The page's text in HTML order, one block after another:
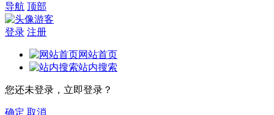
导航 顶部
游客
登录 注册
网站首页
站内搜索
您还未登录，立即登录？
确定 取消